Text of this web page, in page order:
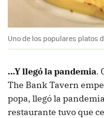
Uno de los populares platos
…Y llegó la pandemia.
The Bank Tavern
popa, llegó la
restaurante tuvo que